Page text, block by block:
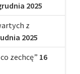
2025
z
2025
zechcę” 16